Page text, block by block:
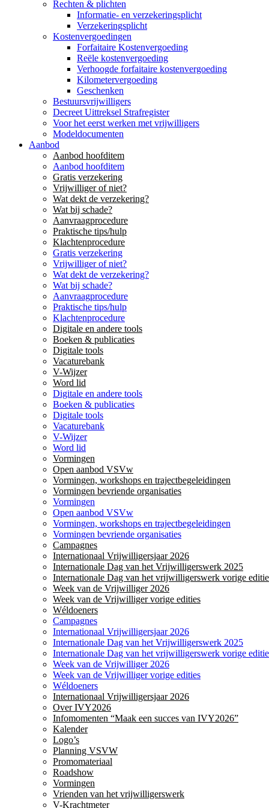
Rechten & plichten
Informatie- en verzekeringsplicht
Verzekeringsplicht
Kostenvergoedingen
Forfaitaire Kostenvergoeding
Reële kostenvergoeding
Verhoogde forfaitaire kostenvergoeding
Kilometervergoeding
Geschenken
Bestuursvrijwilligers
Decreet Uittreksel Strafregister
Voor het eerst werken met vrijwilligers
Modeldocumenten
Aanbod
Aanbod hoofditem
Aanbod hoofditem
Gratis verzekering
Vrijwilliger of niet?
Wat dekt de verzekering?
Wat bij schade?
Aanvraagprocedure
Praktische tips/hulp
Klachtenprocedure
Gratis verzekering
Vrijwilliger of niet?
Wat dekt de verzekering?
Wat bij schade?
Aanvraagprocedure
Praktische tips/hulp
Klachtenprocedure
Digitale en andere tools
Boeken & publicaties
Digitale tools
Vacaturebank
V-Wijzer
Word lid
Digitale en andere tools
Boeken & publicaties
Digitale tools
Vacaturebank
V-Wijzer
Word lid
Vormingen
Open aanbod VSVw
Vormingen, workshops en trajectbegeleidingen
Vormingen bevriende organisaties
Vormingen
Open aanbod VSVw
Vormingen, workshops en trajectbegeleidingen
Vormingen bevriende organisaties
Campagnes
Internationaal Vrijwilligersjaar 2026
Internationale Dag van het Vrijwilligerswerk 2025
Internationale Dag van het vrijwilligerswerk vorige
Week van de Vrijwilliger 2026
Week van de Vrijwilliger vorige edities
Wéldoeners
Campagnes
Internationaal Vrijwilligersjaar 2026
Internationale Dag van het Vrijwilligerswerk 2025
Internationale Dag van het vrijwilligerswerk vorige
Week van de Vrijwilliger 2026
Week van de Vrijwilliger vorige edities
Wéldoeners
Internationaal Vrijwilligersjaar 2026
Over IVY2026
Infomomenten “Maak een succes van IVY2026”
Kalender
Logo’s
Planning VSVW
Promomateriaal
Roadshow
Vormingen
Vrienden van het vrijwilligerswerk
V-Krachtmeter